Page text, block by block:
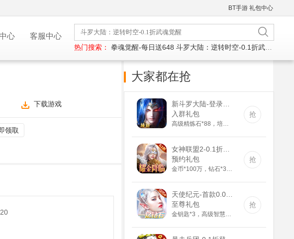
BT手游 礼包中心
心 客服中心
热门搜索： 拳魂觉醒-每日送648 斗罗大陆：逆转时空-0.1折武魂觉醒
下载游戏
领取
大家都在抢
入群礼包
抢
预约礼包
抢
至尊礼包
抢